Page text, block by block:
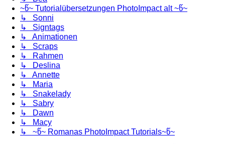
~წ~ Tutorialübersetzungen PhotoImpact alt ~წ~
↳ Sonni
↳ Signtags
↳ Animationen
↳ Scraps
↳ Rahmen
↳ Deslina
↳ Annette
↳ Maria
↳ Snakelady
↳ Sabry
↳ Dawn
↳ Macy
↳ ~წ~ Romanas PhotoImpact Tutorials~წ~